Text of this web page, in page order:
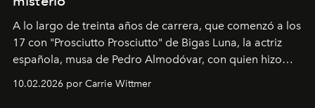
A lo largo de treinta años de carrera, que comenzó a los
17 con "Prosciutto Prosciutto" de Bigas Luna, la actriz
española, musa de Pedro Almodóvar, con quien hizo
Barcelona", ha dividido su tiempo entre Europa y
10.02.2026 por Carrie Wittmer